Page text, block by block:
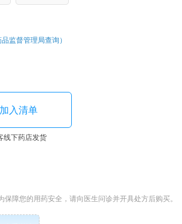
品监督管理局查询）
加入清单
线下药店发货
障您的用药安全，请向医生问诊并开具处方后购买。